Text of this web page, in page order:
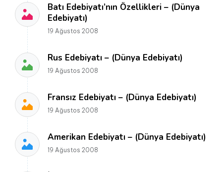
Batı Edebiyatı’nın Özellikleri – (Dünya
Edebiyatı)
19 Ağustos 2008
Rus Edebiyatı – (Dünya Edebiyatı)
19 Ağustos 2008
Fransız Edebiyatı – (Dünya Edebiyatı)
19 Ağustos 2008
Amerikan Edebiyatı – (Dünya Edebiyatı)
19 Ağustos 2008